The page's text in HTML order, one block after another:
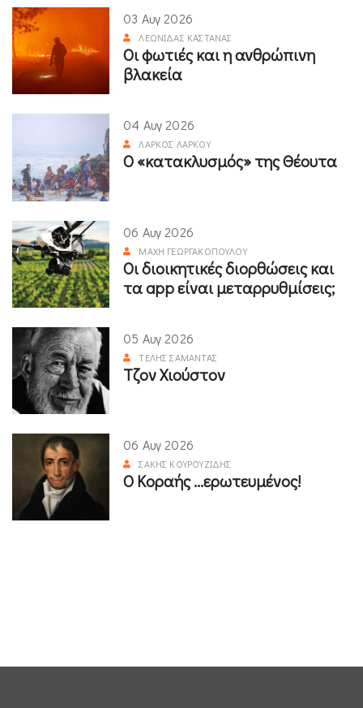
03 Αυγ 2026
ΛΕΩΝΊΔΑΣ ΚΑΣΤΑΝΆΣ
Οι φωτιές και η ανθρώπινη
βλακεία
04 Αυγ 2026
ΛΆΡΚΟΣ ΛΆΡΚΟΥ
Ο «κατακλυσμός» της Θέουτα
06 Αυγ 2026
ΜΆΧΗ ΓΕΩΡΓΑΚΟΠΟΎΛΟΥ
Οι διοικητικές διορθώσεις και
τα app είναι μεταρρυθμίσεις;
05 Αυγ 2026
ΤΈΛΗΣ ΣΑΜΑΝΤΆΣ
Τζον Χιούστον
06 Αυγ 2026
ΣΆΚΗΣ ΚΟΥΡΟΥΖΊΔΗΣ
Ο Κοραής ...ερωτευμένος!